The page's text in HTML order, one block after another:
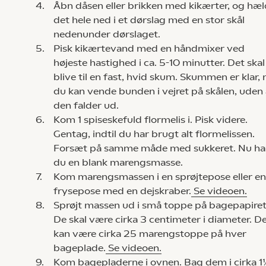
4.
Åbn dåsen eller brikken med kikærter, og
det hele ned i et dørslag med en stor skål
nedenunder dørslaget.
5.
Pisk kikærtevand med en håndmixer ved
højeste hastighed i ca. 5-10 minutter. Det skal
blive til en fast, hvid skum. Skummen er klar,
du kan vende bunden i vejret på skålen, uden
den falder ud.
6.
Kom 1 spiseskefuld flormelis i. Pisk videre.
Gentag, indtil du har brugt alt flormelissen.
Forsæt på samme måde med sukkeret. Nu
du en blank marengsmasse.
7.
Kom marengsmassen i en sprøjtepose eller en
frysepose med en dejskraber. Se videoen.
8.
Sprøjt massen ud i små toppe på
De skal være cirka 3 centimeter i diameter.
kan være cirka 25 marengstoppe på hver
bageplade. Se videoen.
9.
Kom bagepladerne i ovnen. Bag dem i cirka